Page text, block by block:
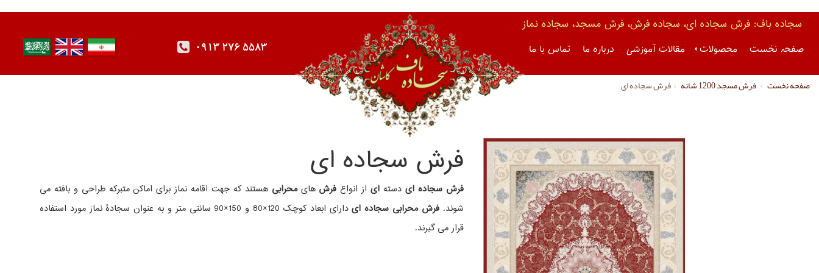
سجاده باف: فرش سجاده ای، سجاده فرش، فرش مسجد، سجاده نماز
صفحه نخست محصولات مقالات آموزشی درباره ما تماس با ما 0913 276 5583
صفحه نخست فرش مسجد 1200 شانه فرش سجاده ای
فرش سجاده ای
فرش سجاده ای دسته ایاز انواع فرش هایمحرابی هستند که جهت اقامه نماز برای اماکن متبرکه طراحی و بافته می
شوند.فرش محرابی سجاده ای
دارای ابعاد کوچک 120×80 و 150×90 سانتی متر و به عنوان سجادۀ نماز مورد استفاده
قرار می گیرند.